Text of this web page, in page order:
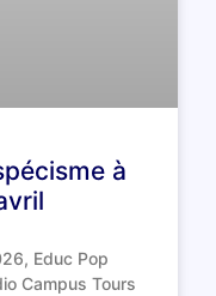
à
Educ Pop
Campus Tours